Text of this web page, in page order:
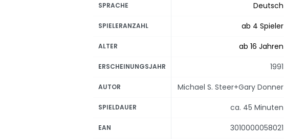
SPRACHE Deutsch
SPIELERANZAHL ab 4 Spieler
ALTER ab 16 Jahren
ERSCHEINUNGSJAHR 1991
AUTOR Michael S. Steer+Gary Donner
SPIELDAUER ca. 45 Minuten
EAN 3010000058021